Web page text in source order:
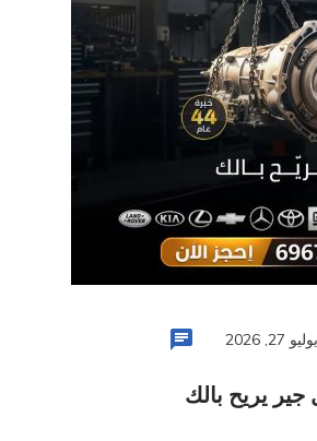
يوليو 27, 2026
جير يريح بالك